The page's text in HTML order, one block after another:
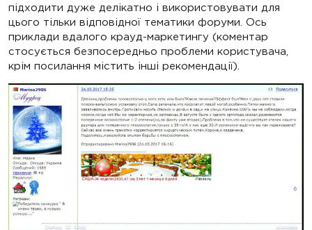
підходити дуже делікатно і використовувати для
цього тільки відповідної тематики форуми. Ось
приклади вдалого крауд-маркетингу (коментар
стосується безпосередньо проблеми користувача,
крім посилання містить інші рекомендації).